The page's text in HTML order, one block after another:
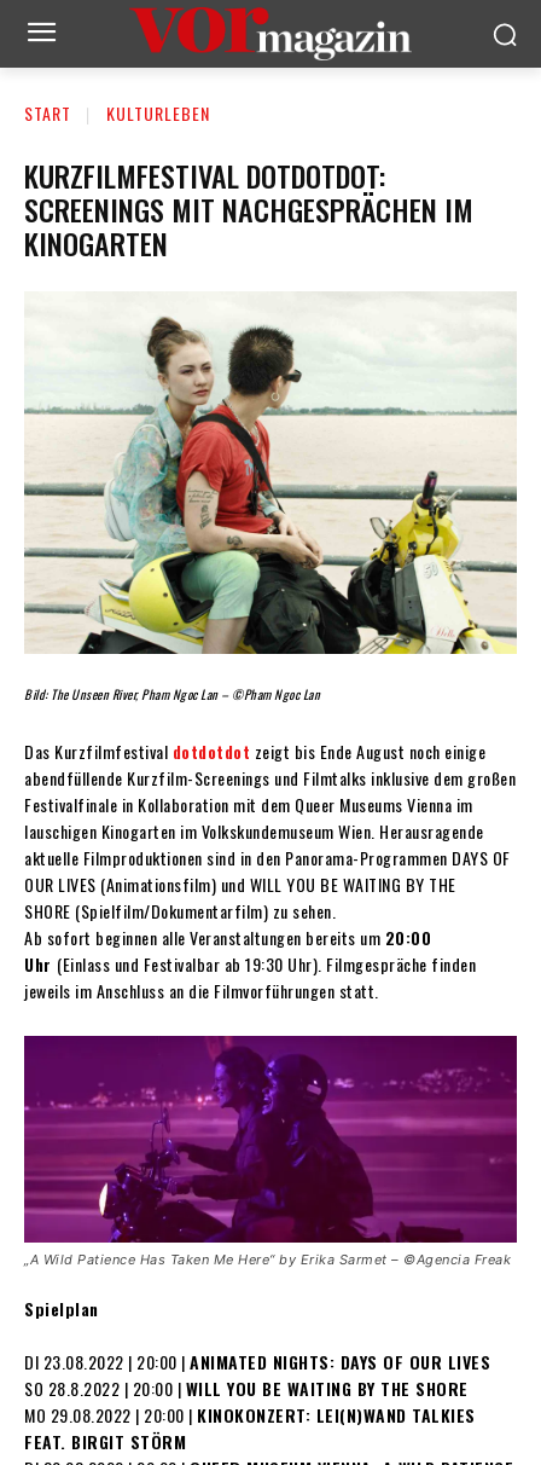
START KULTURLEBEN
KURZFILMFESTIVAL DOTDOTDOT:
SCREENINGS MIT NACHGESPRÄCHEN IM
KINOGARTEN
Bild: The Unseen River, Pham Ngoc Lan – ©Pham Ngoc Lan
Das Kurzfilmfestival dotdotdot zeigt bis Ende August noch einige
abendfüllende Kurzfilm-Screenings und Filmtalks inklusive dem großen
Festivalfinale in Kollaboration mit dem Queer Museums Vienna im
lauschigen Kinogarten im Volkskundemuseum Wien. Herausragende
aktuelle Filmproduktionen sind in den Panorama-Programmen DAYS OF
OUR LIVES (Animationsfilm) und WILL YOU BE WAITING BY THE
SHORE (Spielfilm/Dokumentarfilm) zu sehen.
Ab sofort beginnen alle Veranstaltungen bereits um 20:00
Uhr (Einlass und Festivalbar ab 19:30 Uhr). Filmgespräche finden
jeweils im Anschluss an die Filmvorführungen statt.
„A Wild Patience Has Taken Me Here“ by Erika Sarmet – ©Agencia Freak
Spielplan
DI 23.08.2022 | 20:00 |ANIMATED NIGHTS: DAYS OF OUR LIVES
SO 28.8.2022 | 20:00 |WILL YOU BE WAITING BY THE SHORE
MO 29.08.2022 | 20:00 | KINOKONZERT: LEI(N)WAND TALKIES
FEAT. BIRGIT STÖRM